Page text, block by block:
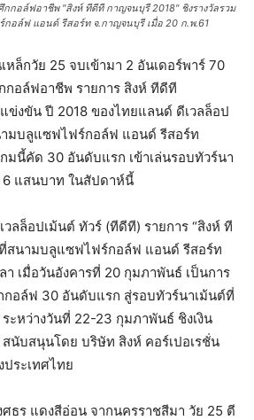
กอล์ฟอาชีพ "สิงห์ ทีดีที กาญจนบุรี 2018" ชิงรางวัลรวม
อล์ฟ แอนด์ รีสอร์ท จ.กาญจนบุรี เมื่อ 20 ก.พ.61
หล็กวัย 25 จบเข้ามา 2 อันเดอร์พาร์ 70
กอล์ฟอาชีพ รายการ สิงห์ ทีดีที
ข่งขัน ปี 2018 ของไทยแลนด์ ดีเวลล็อป
มบลูแซฟไฟร์กอล์ฟ แอนด์ รีสอร์ท
มนี้คัด 30 อันดับแรก เข้าเล่นรอบทัวร์นา
6 แสนบาท ในสัปดาห์นี้
ลล็อปเม้นต์ ทัวร์ (ทีดีที) รายการ “สิงห์ ที
สนามบลูแซฟไฟร์กอล์ฟ แอนด์ รีสอร์ท
า เมื่อวันอังคารที่ 20 กุมภาพันธ์ เป็นการ
กอล์ฟ 30 อันดับแรก สู่รอบทัวร์นาเม้นต์ที่
ะหว่างวันที่ 22-23 กุมภาพันธ์ ชิงเงิน
นับสนุนโดย บริษัท สิงห์ คอร์เปอเรชั่น
ระเทศไทย
ศธร แดงสีอ่อน จากนครราชสีมา วัย 25 ตี